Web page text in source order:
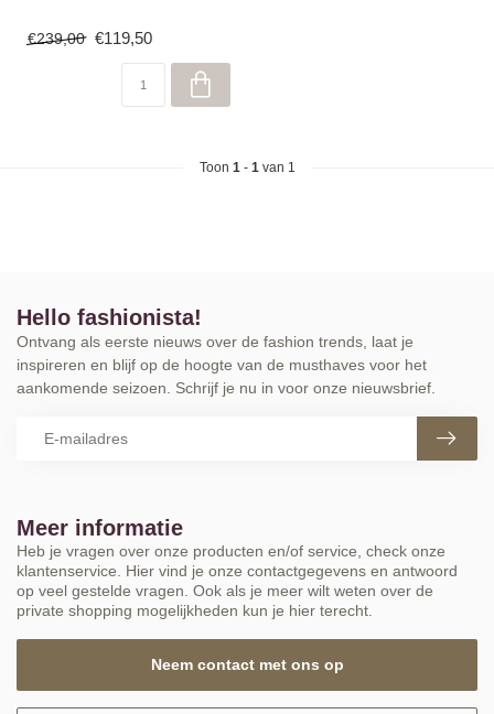
€239,00 €119,50
Toon 1- 1van 1
Meer informatie
Heb je vragen over onze producten en/of service, check onze
klantenservice. Hier vind je onze contactgegevens en antwoord
op veel gestelde vragen. Ook als je meer wilt weten over de
private shopping mogelijkheden kun je hier terecht.
Neem contact met ons op
Hello fashionista!
Ontvang als eerste nieuws over de fashion trends, laat je
inspireren en blijf op de hoogte van de musthaves voor het
aankomende seizoen. Schrijf je nu in voor onze nieuwsbrief.